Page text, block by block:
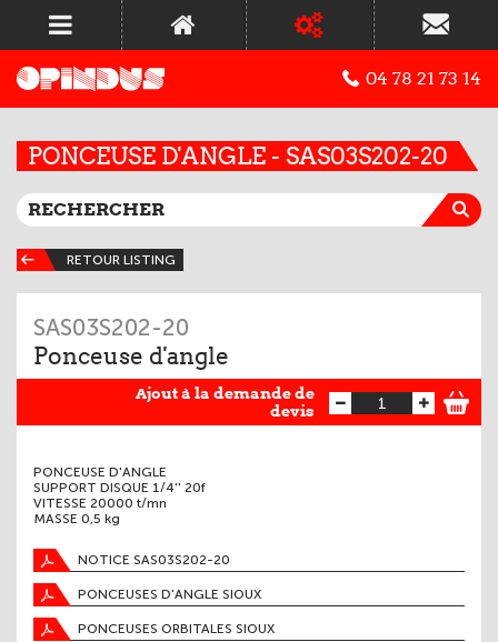
04 78 21 73 14
PONCEUSE D'ANGLE - SAS03S202-20
RETOUR LISTING
SAS03S202-20
Ponceuse d'angle
Ajout à la demande de
devis
PONCEUSE D'ANGLE
SUPPORT DISQUE 1/4'' 20f
VITESSE 20000 t/mn
MASSE 0,5 kg
NOTICE SAS03S202-20
PONCEUSES D'ANGLE SIOUX
PONCEUSES ORBITALES SIOUX